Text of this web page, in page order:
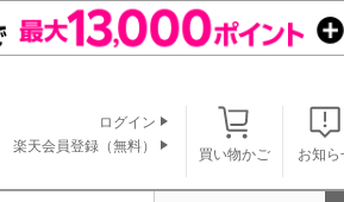
買い物かご お知ら
ログイン
楽天会員登録（無料）